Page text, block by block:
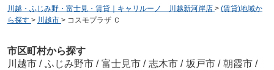
川越・ふじみ野・富士見・賃貸｜キャリルーノ 川越新河岸店 > (賃貸)地域か
ら探す > 川越市 > コスモプラザ Ｃ
市区町村から探す
川越市 / ふじみ野市 / 富士見市 / 志木市 / 坂戸市 / 朝霞市 /